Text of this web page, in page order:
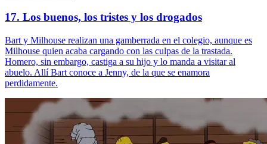
17. Los buenos, los tristes y los drogados
Bart y Milhouse realizan una gamberrada en el colegio, aunque es
Milhouse quien acaba cargando con las culpas de la trastada.
Homero, sin embargo, castiga a su hijo y lo manda a visitar al
abuelo. Allí Bart conoce a Jenny, de la que se enamora
perdidamente.